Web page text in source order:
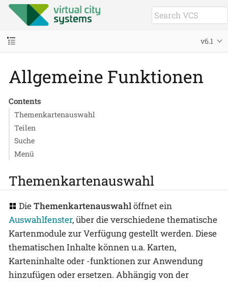
v6.1
Allgemeine Funktionen
Contents
Themenkartenauswahl
Teilen
Suche
Menü
Themenkartenauswahl
DieThemenkartenauswahlöffnet ein
Auswahlfenster, über die verschiedene thematische
Kartenmodule zur Verfügung gestellt werden. Diese
thematischen Inhalte können u.a. Karten,
Karteninhalte oder -funktionen zur Anwendung
hinzufügen oder ersetzen. Abhängig von der